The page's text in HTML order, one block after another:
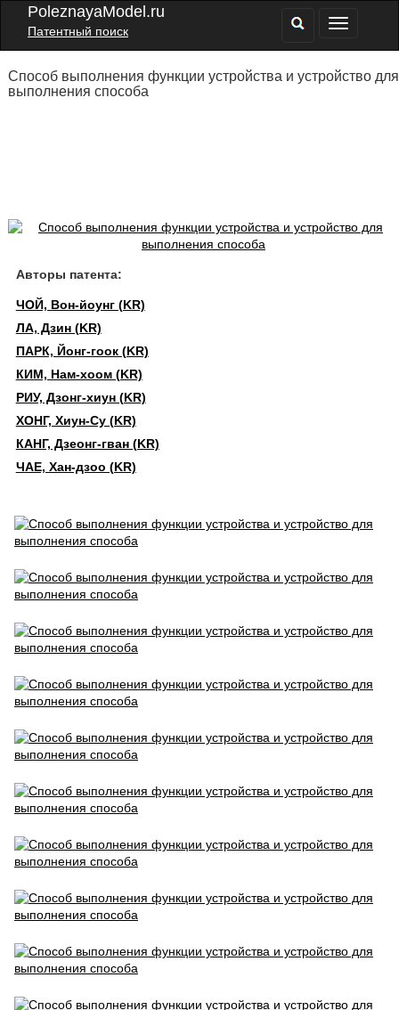
PoleznayaModel.ru
Патентный поиск
Способ выполнения функции устройства и устройство для
выполнения способа
Авторы патента:
ЧОЙ, Вон-йоунг (KR)
ЛА, Дзин (KR)
ПАРК, Йонг-гоок (KR)
КИМ, Нам-хоом (KR)
РИУ, Дзонг-хиун (KR)
ХОНГ, Хиун-Су (KR)
КАНГ, Дзеонг-гван (KR)
ЧАЕ, Хан-дзоо (KR)